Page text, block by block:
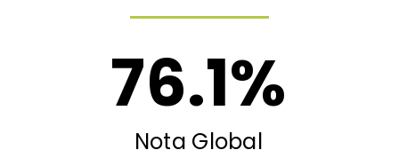
Nota Global
76.1%